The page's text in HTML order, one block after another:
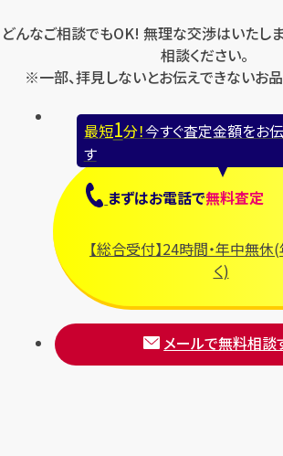
どんなご相談でもOK! 無理な交渉はいたし
相談ください。
※一部、拝見しないとお伝えできないお品
最短1分！今すぐ査定金額をお
す
まずはお電話で無料査定
【総合受付】24時間・年中無
く)
メールで無料相談